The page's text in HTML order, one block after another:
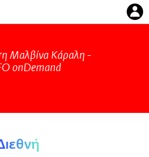
Μαλβίνα Κάραλη -
onDemand